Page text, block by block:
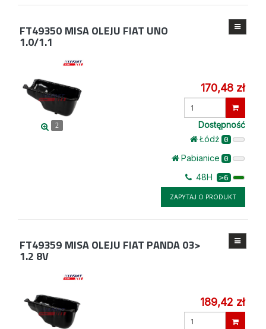
FT49350 MISA OLEJU FIAT UNO
1.0/1.1
2
170,48 zł
Wprowadź
ilość
Dostępność
Łódż 0
Pabianice 0
48H >6
ZAPYTAJ O PRODUKT
FT49359 MISA OLEJU FIAT PANDA 03>
1.2 8V
189,42 zł
Wprowadź